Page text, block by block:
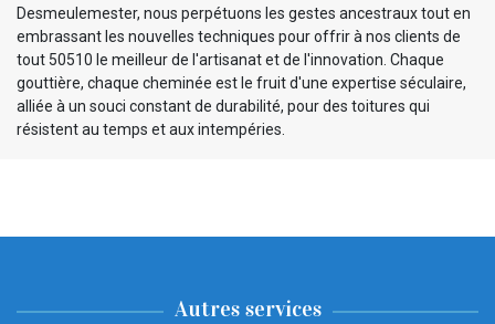
Desmeulemester, nous perpétuons les gestes ancestraux tout en
embrassant les nouvelles techniques pour offrir à nos clients de
tout 50510 le meilleur de l'artisanat et de l'innovation. Chaque
gouttière, chaque cheminée est le fruit d'une expertise séculaire,
alliée à un souci constant de durabilité, pour des toitures qui
résistent au temps et aux intempéries.
Autres services